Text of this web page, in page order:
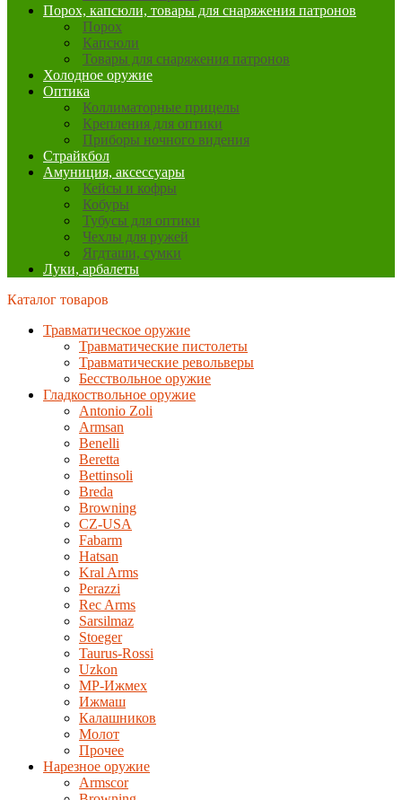
Порох, капсюли, товары для снаряжения патронов
Порох
Капсюли
Товары для снаряжения патронов
Холодное оружие
Оптика
Коллиматорные прицелы
Крепления для оптики
Приборы ночного видения
Страйкбол
Амуниция, аксессуары
Кейсы и кофры
Кобуры
Тубусы для оптики
Чехлы для ружей
Ягдташи, сумки
Луки, арбалеты
Каталог товаров
Травматическое оружие
Травматические пистолеты
Травматические револьверы
Бесствольное оружие
Гладкоствольное оружие
Antonio Zoli
Armsan
Benelli
Beretta
Bettinsoli
Breda
Browning
CZ-USA
Fabarm
Hatsan
Kral Arms
Perazzi
Rec Arms
Sarsilmaz
Stoeger
Taurus-Rossi
Uzkon
MP-Ижмех
Ижмаш
Калашников
Молот
Прочее
Нарезное оружие
Armscor